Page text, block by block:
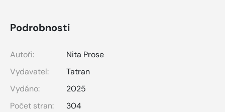
Podrobnosti
Autoři:
Nita Prose
Vydavatel:
Tatran
Vydáno:
2025
Počet stran:
304